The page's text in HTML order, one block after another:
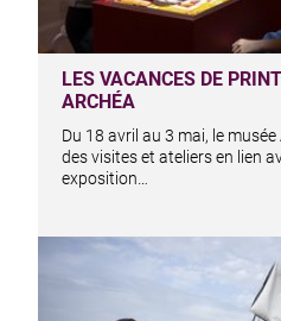
LES VACANCES DE
ARCHÉA
Du 18 avril au 3 mai, le
des visites et ateliers en lien
exposition…